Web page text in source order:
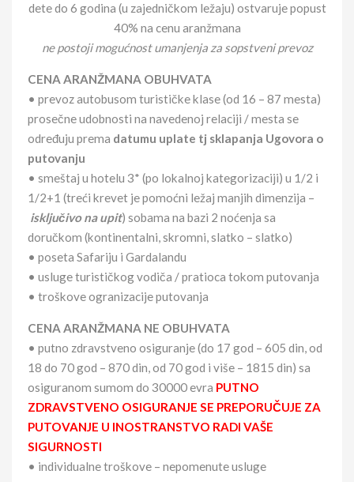
dete do 6 godina (u zajedničkom ležaju) ostvaruje popust
40% na cenu aranžmana
ne postoji mogućnost umanjenja za sopstveni prevoz
CENA ARANŽMANA OBUHVATA
• prevoz autobusom turističke klase (od 16 – 87 mesta)
prosečne udobnosti na navedenoj relaciji / mesta se
određuju prema datumu uplate tj sklapanja Ugovora o
putovanju
• smeštaj u hotelu 3* (po lokalnoj kategorizaciji) u 1/2 i
1/2+1 (treći krevet je pomoćni ležaj manjih dimenzija –
isključivo na upit) sobama na bazi 2 noćenja sa
doručkom (kontinentalni, skromni, slatko – slatko)
• poseta Safariju i Gardalandu
• usluge turističkog vodiča / pratioca tokom putovanja
• troškove ogranizacije putovanja
CENA ARANŽMANA NE OBUHVATA
• putno zdravstveno osiguranje (do 17 god – 605 din, od
18 do 70 god – 870 din, od 70 god i više – 1815 din) sa
osiguranom sumom do 30000 evra PUTNO
ZDRAVSTVENO OSIGURANJE SE PREPORUČUJE ZA
PUTOVANJE U INOSTRANSTVO RADI VAŠE
SIGURNOSTI
• individualne troškove – nepomenute usluge